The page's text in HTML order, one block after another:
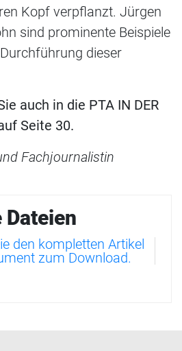
Kopf verpflanzt. Jürgen
sind prominente Beispiele
dieser
auch in die PTA IN DER
Seite 30.
Fachjournalistin
Dateien
den kompletten Artikel
zum Download.